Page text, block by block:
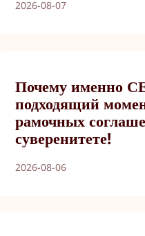
2026-08-07
Почему именно
подходящий
рамочных
суверенитете!
2026-08-06